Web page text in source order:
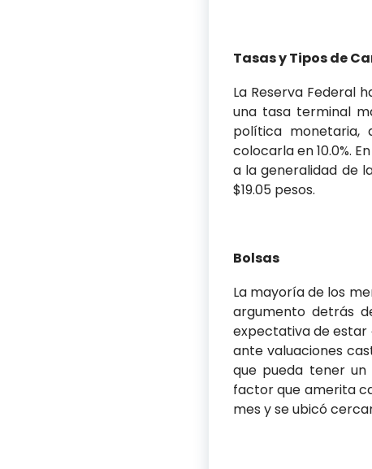
Tasas y Tipos de
La Reserva Federal
una tasa terminal
política
colocarla en 10.0%.
a la generalidad de
$19.05 pesos.
Bolsas
La mayoría de los
argumento detrás
expectativa de estar
ante valuaciones
que pueda tener
factor que amerita
mes y se ubicó